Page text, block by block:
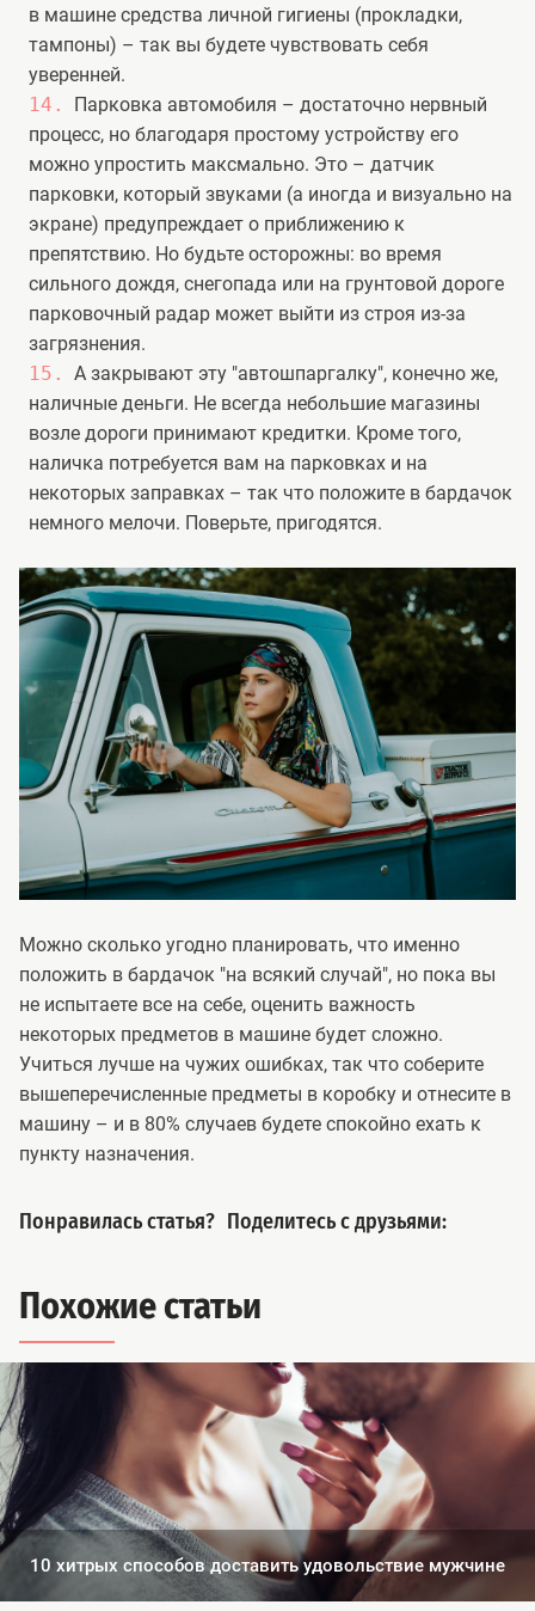
в машине средства личной гигиены (прокладки,
тампоны) – так вы будете чувствовать себя
уверенней.
Парковка автомобиля – достаточно нервный
процесс, но благодаря простому устройству его
можно упростить максмально. Это – датчик
парковки, который звуками (а иногда и визуально на
экране) предупреждает о приближению к
препятствию. Но будьте осторожны: во время
сильного дождя, снегопада или на грунтовой дороге
парковочный радар может выйти из строя из-за
загрязнения.
А закрывают эту "автошпаргалку", конечно же,
наличные деньги. Не всегда небольшие магазины
возле дороги принимают кредитки. Кроме того,
наличка потребуется вам на парковках и на
некоторых заправках – так что положите в бардачок
немного мелочи. Поверьте, пригодятся.
Можно сколько угодно планировать, что именно
положить в бардачок "на всякий случай", но пока вы
не испытаете все на себе, оценить важность
некоторых предметов в машине будет сложно.
Учиться лучше на чужих ошибках, так что соберите
вышеперечисленные предметы в коробку и отнесите в
машину – и в 80% случаев будете спокойно ехать к
пункту назначения.
Понравилась статья? Поделитесь с друзьями:
Похожие статьи
10 хитрых способов доставить удовольствие мужчине